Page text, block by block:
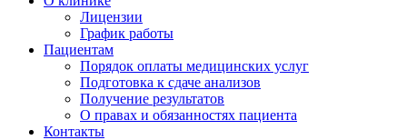
Лицензии
График работы
Пациентам
Порядок оплаты медицинских услуг
Подготовка к сдаче анализов
Получение результатов
О правах и обязанностях пациента
Контакты